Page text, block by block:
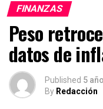
FINANZAS
Peso
datos de
Published 5
By Redacción